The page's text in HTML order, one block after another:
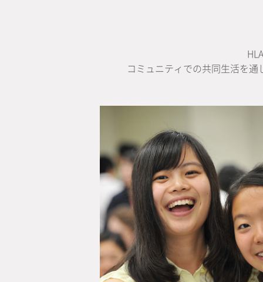
コミュニティでの共同生活を